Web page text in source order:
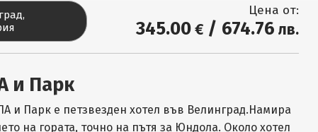
Цена от:
345.00€ / 674.76 лв.
и Парк
и Парк е петзвезден хотел във Велинград.Намира
на гората, точно на пътя за Юндола. Около хотел